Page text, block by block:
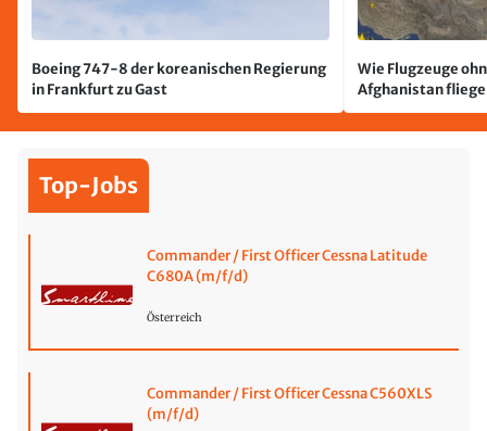
Boeing 747-8 der koreanischen Regierung
in Frankfurt zu Gast
Wie Flugzeuge
Afghanistan
Top-Jobs
Commander / First Officer Cessna Latitude
C680A (m/f/d)
Österreich
Commander / First Officer Cessna C560XLS
(m/f/d)